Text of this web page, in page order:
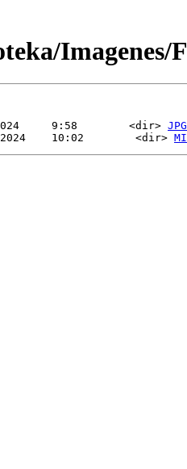
Imagenes/
9:58        <dir> JPG
2024    10:02        <dir>